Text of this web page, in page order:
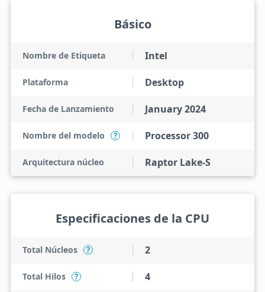
Básico
Nombre de Etiqueta Intel
Plataforma Desktop
Fecha de Lanzamiento January 2024
Nombre del modelo ? Processor 300
Arquitectura núcleo Raptor Lake-S
Especificaciones de la CPU
Total Núcleos ? 2
Total Hilos ? 4